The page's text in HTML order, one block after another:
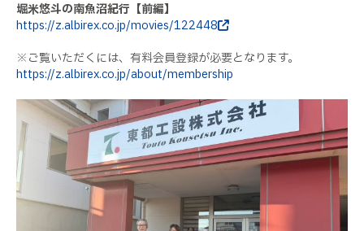
堀米悠斗の南魚沼紀行【前編】
https://z.albirex.co.jp/movies/122448
※ご覧いただくには、有料会員登録が必要となります。
https://z.albirex.co.jp/about/membership